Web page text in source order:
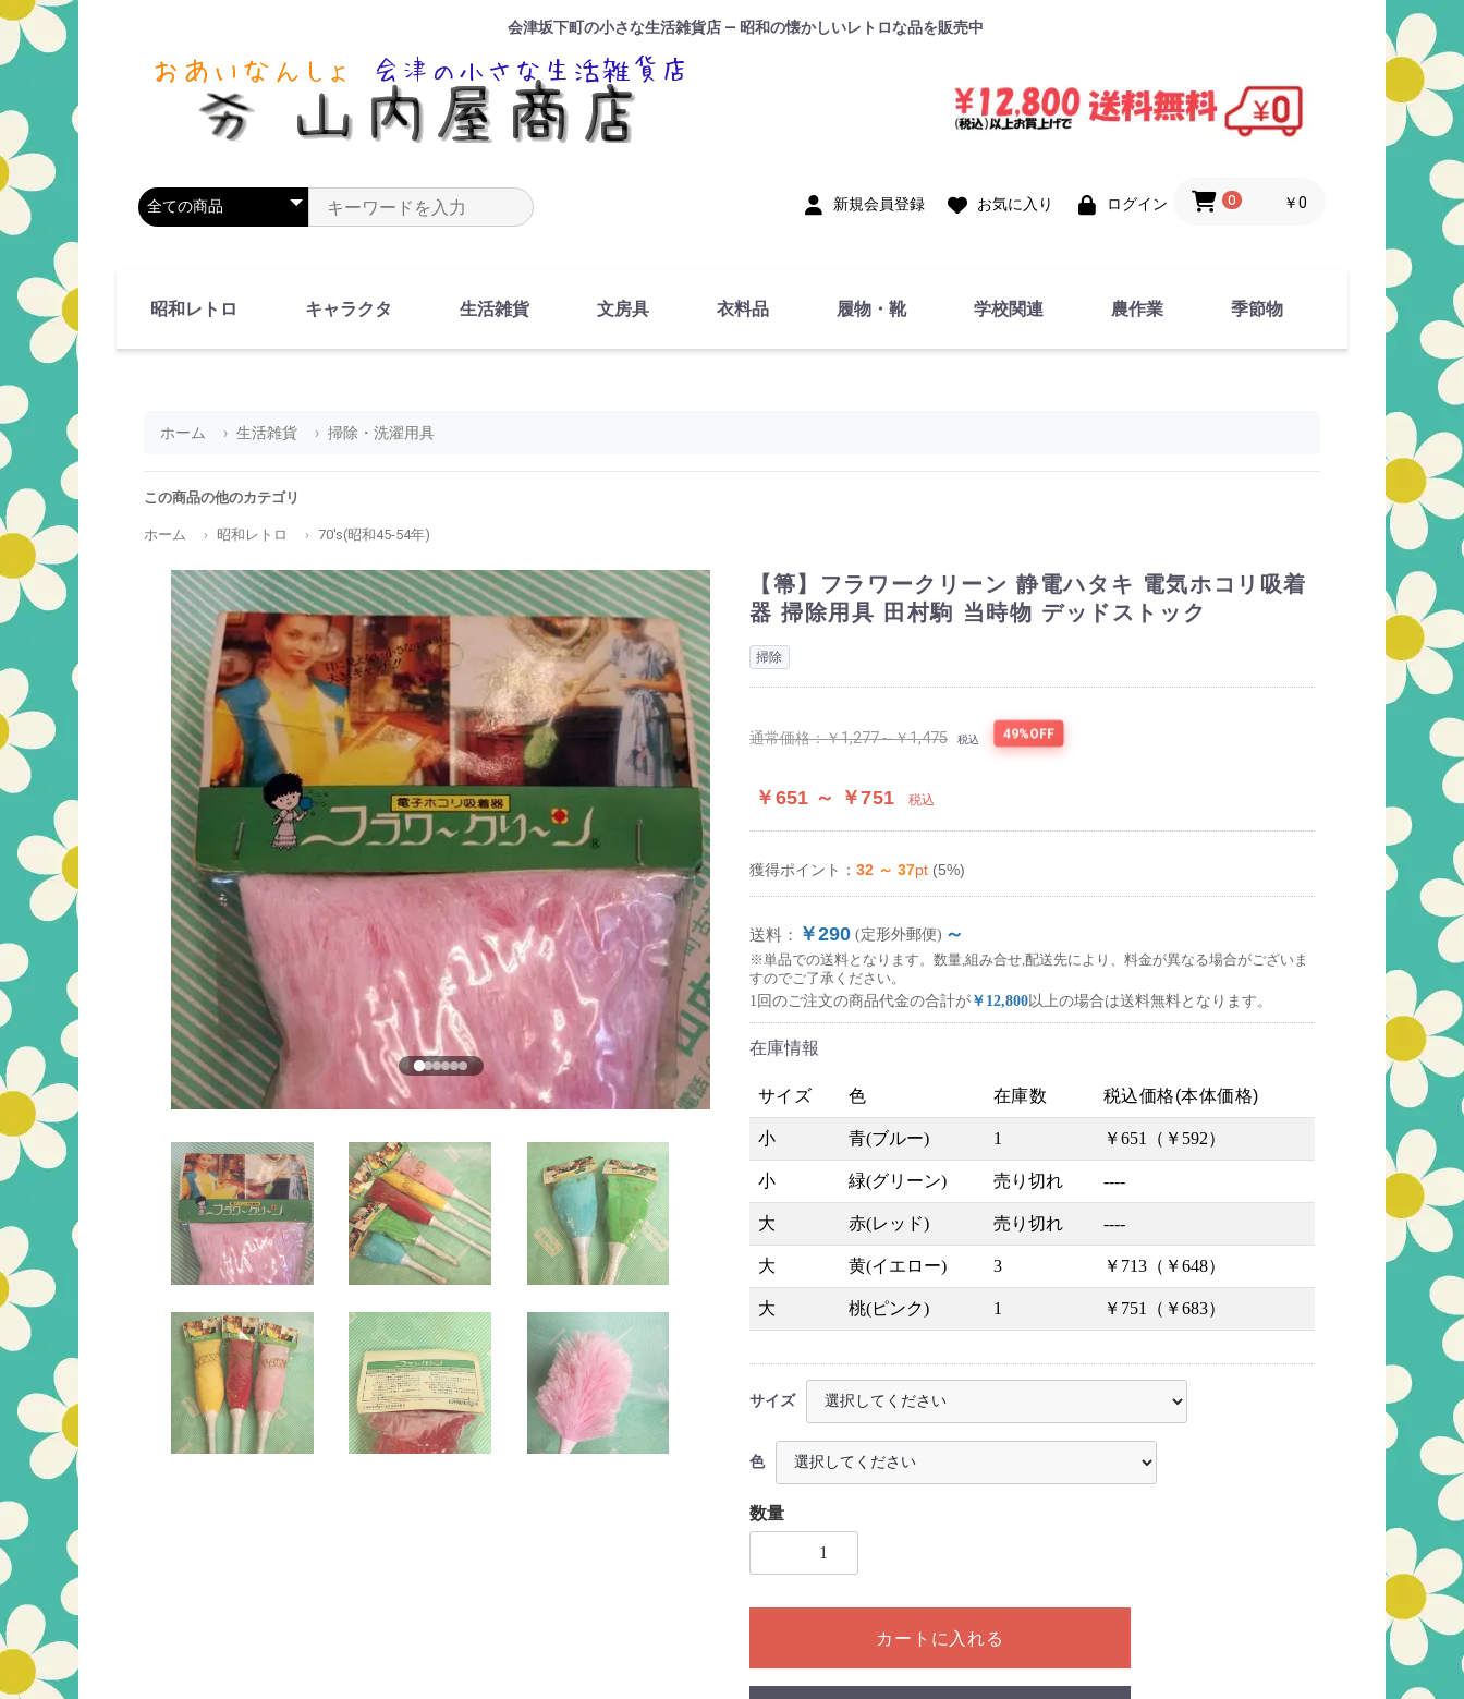
会津坂下町の小さな生活雑貨店 — 昭和の懐かしいレトロな品を販売中
商品カテゴリを選択 商品名やキーワードを入力 新規会員登録 お気に入り ログイン 0 ￥0
昭和レトロ キャラクタ 生活雑貨 文房具 衣料品 履物・靴 学校関連 農作業 季節物
ホーム 生活雑貨 掃除・洗濯用具
この商品の他のカテゴリ
ホーム 昭和レトロ 70's(昭和45-54年)
【箒】フラワークリーン 静電ハタキ 電気ホコリ吸着
器 掃除用具 田村駒 当時物 デッドストック
掃除
通常価格：￥1,277～￥1,475 税込 49%OFF
￥651 ～ ￥751 税込
獲得ポイント： 32 ～ 37pt (5%)
送料： ￥290 (定形外郵便) ～
※単品での送料となります。数量,組み合せ,配送先により、料金が異なる場合がございま
すのでご了承ください。
1回のご注文の商品代金の合計が ￥12,800以上の場合は送料無料となります。
在庫情報
サイズ 色 在庫数 税込価格(本体価格)
小 青(ブルー) 1 ￥651（￥592）
小 緑(グリーン) 売り切れ ----
大 赤(レッド) 売り切れ ----
大 黄(イエロー) 3 ￥713（￥648）
大 桃(ピンク) 1 ￥751（￥683）
サイズ
色
数量
1個以上の数量を入力してください
カートに入れる